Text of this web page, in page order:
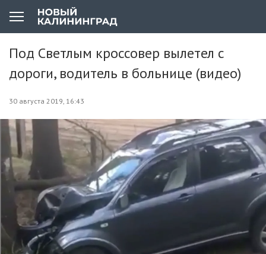
Под Светлым кроссовер вылетел с
дороги, водитель в больнице (видео)
30 августа 2019, 16:43